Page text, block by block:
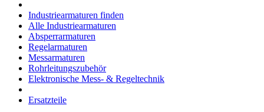
Industriearmaturen finden
Alle Industriearmaturen
Absperrarmaturen
Regelarmaturen
Messarmaturen
Rohrleitungszubehör
Elektronische Mess- & Regeltechnik
Ersatzteile